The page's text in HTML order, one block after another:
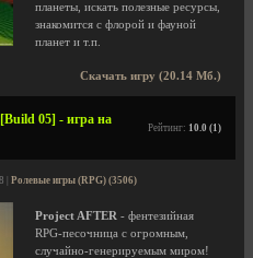
планеты, искать полезные ресурсы,
знакомится с флорой и фауной
планет и т.п.
Скачать игру (20.14 Мб.)
05] - игра на
Рейтинг: 10.0 (1)
| Ролевые игры (RPG) (3506)
Project AFTER - фентезийная
RPG-песочница с огромным,
случайно-генерируемым миром!